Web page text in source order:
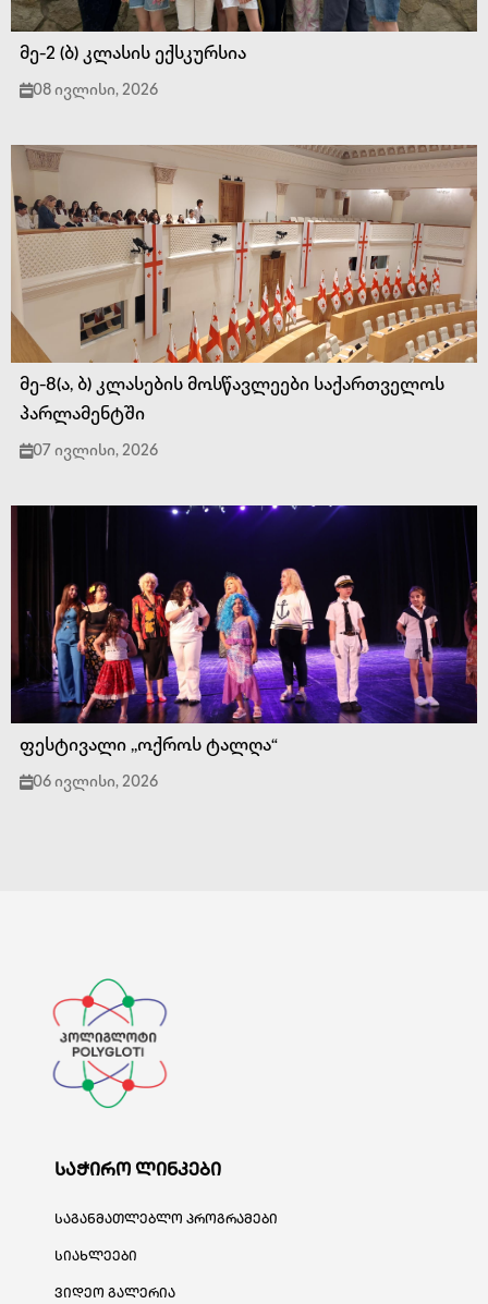
მე-2 (ბ) კლასის ექსკურსია
08 ივლისი, 2026
მე-8(ა, ბ) კლასების მოსწავლეები საქართველოს
პარლამენტში
07 ივლისი, 2026
ფესტივალი ,,ოქროს ტალღა“
06 ივლისი, 2026
საჭირო ლინკები
საგანმათლებლო პროგრამები
სიახლეები
ვიდეო გალერია